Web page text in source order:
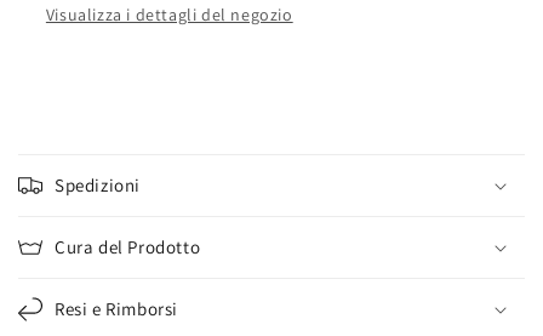
Visualizza i dettagli del negozio
o
n
t
e
u
Spedizioni
Cura del Prodotto
Resi e Rimborsi